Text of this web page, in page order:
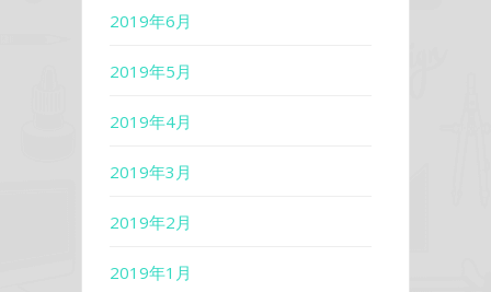
2019年6月
2019年5月
2019年4月
2019年3月
2019年2月
2019年1月